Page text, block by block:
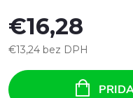
€16,28
€13,24 bez DPH
cena: